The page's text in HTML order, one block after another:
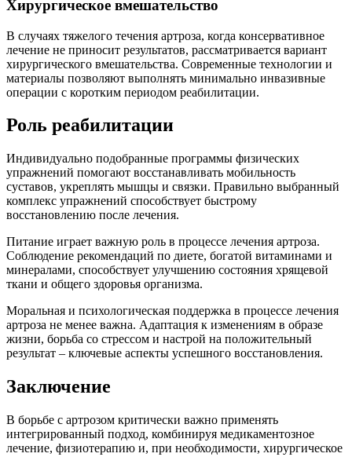
Хирургическое вмешательство
В случаях тяжелого течения артроза, когда консервативное
лечение не приносит результатов, рассматривается вариант
хирургического вмешательства. Современные технологии и
материалы позволяют выполнять минимально инвазивные
операции с коротким периодом реабилитации.
Роль реабилитации
Индивидуально подобранные программы физических
упражнений помогают восстанавливать мобильность
суставов, укреплять мышцы и связки. Правильно выбранный
комплекс упражнений способствует быстрому
восстановлению после лечения.
Питание играет важную роль в процессе лечения артроза.
Соблюдение рекомендаций по диете, богатой витаминами и
минералами, способствует улучшению состояния хрящевой
ткани и общего здоровья организма.
Моральная и психологическая поддержка в процессе лечения
артроза не менее важна. Адаптация к изменениям в образе
жизни, борьба со стрессом и настрой на положительный
результат – ключевые аспекты успешного восстановления.
Заключение
В борьбе с артрозом критически важно применять
интегрированный подход, комбинируя медикаментозное
лечение, физиотерапию и, при необходимости, хирургическое